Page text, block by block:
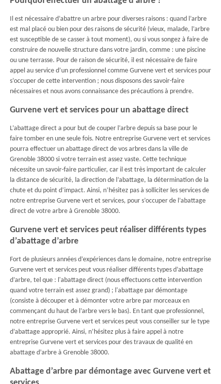
Il est nécessaire d’abattre un arbre pour diverses raisons : quand l’arbre
est mal placé ou bien pour des raisons de sécurité (vieux, malade, l’arbre
est susceptible de se casser à tout moment), ou si vous songez à faire de
construire de nouvelle structure dans votre jardin, comme : une piscine
ou une terrasse. Pour de raison de sécurité, il est nécessaire de faire
appel au service d’un professionnel comme Gurvene vert et services pour
s’occuper de cette intervention ; nous disposons des savoir-faire
nécessaires et nous avons connaissance des précautions à prendre.
Gurvene vert et services pour un abattage direct
L’abattage direct a pour but de couper l’arbre depuis sa base pour le
faire tomber en une seule fois. Notre entreprise Gurvene vert et services
pourra effectuer un abattage direct de vos arbres dans la ville de
Grenoble 38000 si votre terrain est assez vaste. Cette technique
nécessite un savoir-faire particulier, car il est très important de calculer
la distance de sécurité, la direction de l’abattage, la détermination de la
chute et du point d’impact. Ainsi, n’hésitez pas à solliciter les services de
notre entreprise Gurvene vert et services, pour s’occuper de l’abattage
direct de votre arbre à Grenoble 38000.
Gurvene vert et services peut réaliser différents types
d’abattage d’arbre
Fort de plusieurs années d’expériences dans le domaine, notre entreprise
Gurvene vert et services peut vous réaliser différents types d’abattage
d’arbre, tel que : l'abattage direct (nous effectuons cette intervention
quand votre terrain est assez grand) ; l'abattage par démontage
(consiste à découper et à démonter votre arbre par morceaux en
commençant du haut de l’arbre vers le bas). En tant que professionnel,
notre entreprise Gurvene vert et services peut vous conseiller sur le type
d’abattage approprié. Ainsi, n’hésitez plus à faire appel à notre
entreprise Gurvene vert et services pour des travaux de qualité en
abattage d’arbre à Grenoble 38000.
Abattage d’arbre par démontage avec Gurvene vert et